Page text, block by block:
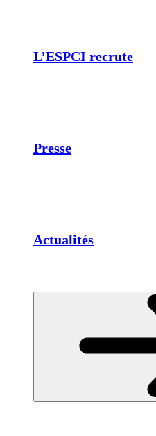
L’ESPCI recrute
Presse
Actualités